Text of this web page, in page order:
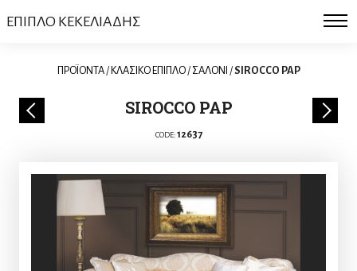
ΕΠΙΠΛΟ ΚΕΚΕΛΙΑΔΗΣ
ΠΡΟΪΟΝΤΑ/ ΚΛΑΣΙΚΟ ΕΠΙΠΛΟ/ ΣΑΛΟΝΙ /SIROCCO PAP
SIROCCO PAP
CODE: 12637